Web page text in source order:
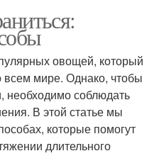
овощей, который
всем мире. Однако, чтобы
необходимо соблюдать
В этой статье мы
которые помогут
длительного